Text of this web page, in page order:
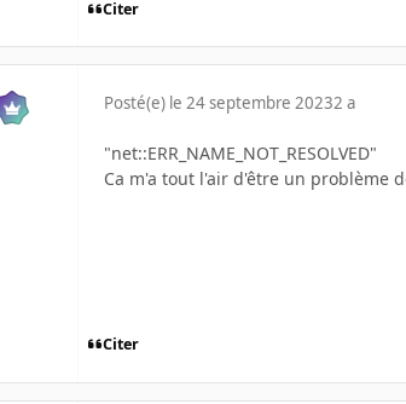
Citer
Posté(e) le 24 septembre 20232 a
"net::ERR_NAME_NOT_RESOLVED"
Ca m'a tout l'air d'être un problème
Citer